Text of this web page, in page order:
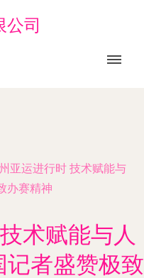
公司
亚运进行时 技术赋能与
办赛精神
术赋能与人
者盛赞极致